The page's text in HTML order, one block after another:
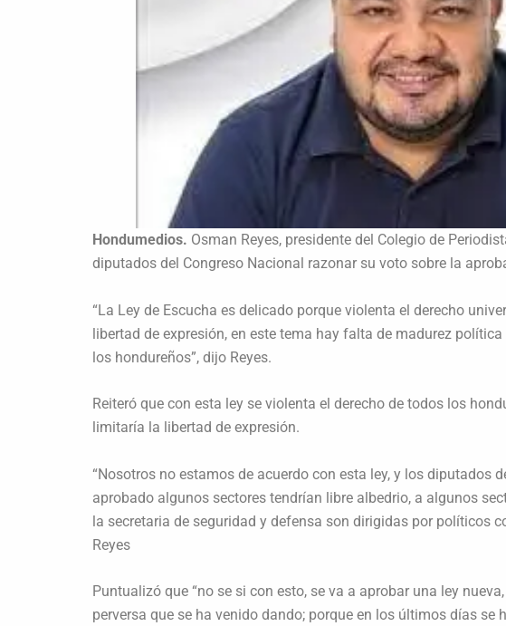
Hondumedios. Osman Reyes, presidente del Colegio de
diputados del Congreso Nacional razonar su voto sobre la
“La Ley de Escucha es delicado porque violenta el derecho
libertad de expresión, en este tema hay falta de madurez
los hondureños”, dijo Reyes.
Reiteró que con esta ley se violenta el derecho de todos los
limitaría la libertad de expresión.
“Nosotros no estamos de acuerdo con esta ley, y los diputados
aprobado algunos sectores tendrían libre albedrio, a algunos
la secretaria de seguridad y defensa son dirigidas por políticos
Reyes
Puntualizó que “no se si con esto, se va a aprobar una ley
perversa que se ha venido dando; porque en los últimos días se